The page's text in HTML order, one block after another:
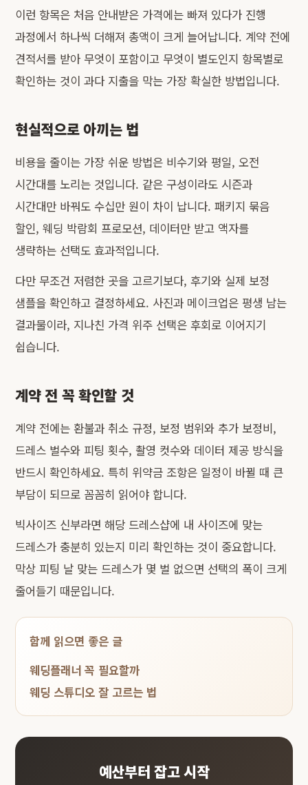
이런 항목은 처음 안내받은 가격에는 빠져 있다가 진행
과정에서 하나씩 더해져 총액이 크게 늘어납니다. 계약 전에
견적서를 받아 무엇이 포함이고 무엇이 별도인지 항목별로
확인하는 것이 과다 지출을 막는 가장 확실한 방법입니다.
현실적으로 아끼는 법
비용을 줄이는 가장 쉬운 방법은 비수기와 평일, 오전
시간대를 노리는 것입니다. 같은 구성이라도 시즌과
시간대만 바꿔도 수십만 원이 차이 납니다. 패키지 묶음
할인, 웨딩 박람회 프로모션, 데이터만 받고 액자를
생략하는 선택도 효과적입니다.
다만 무조건 저렴한 곳을 고르기보다, 후기와 실제 보정
샘플을 확인하고 결정하세요. 사진과 메이크업은 평생 남는
결과물이라, 지나친 가격 위주 선택은 후회로 이어지기
쉽습니다.
계약 전 꼭 확인할 것
계약 전에는 환불과 취소 규정, 보정 범위와 추가 보정비,
드레스 벌수와 피팅 횟수, 촬영 컷수와 데이터 제공 방식을
반드시 확인하세요. 특히 위약금 조항은 일정이 바뀔 때 큰
부담이 되므로 꼼꼼히 읽어야 합니다.
빅사이즈 신부라면 해당 드레스샵에 내 사이즈에 맞는
드레스가 충분히 있는지 미리 확인하는 것이 중요합니다.
막상 피팅 날 맞는 드레스가 몇 벌 없으면 선택의 폭이 크게
줄어들기 때문입니다.
함께 읽으면 좋은 글
웨딩플래너 꼭 필요할까
웨딩 스튜디오 잘 고르는 법
예산부터 잡고 시작